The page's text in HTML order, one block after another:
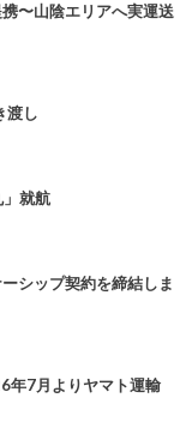
〜山陰エリアへ実運送
渡し
就航
シップ契約を締結しま
年7月よりヤマト運輸